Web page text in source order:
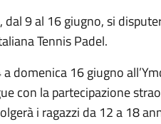
dal 9 al 16 giugno, si
Tennis Padel.
domenica 16 giugno
con la partecipazione
i ragazzi da 12 a 18